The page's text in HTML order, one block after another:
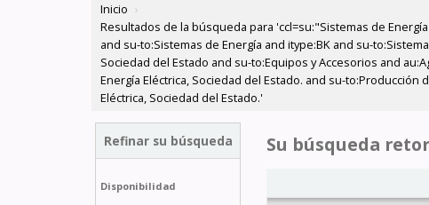
Inicio ›
Resultados de la búsqueda para 'ccl=su:"Sistemas de
and su-to:Sistemas de Energía and itype:BK and su-
Sociedad del Estado and su-to:Equipos y Accesorios and
Energía Eléctrica, Sociedad del Estado. and su-
Eléctrica, Sociedad del Estado.'
Refinar su búsqueda
Disponibilidad
Su búsqueda